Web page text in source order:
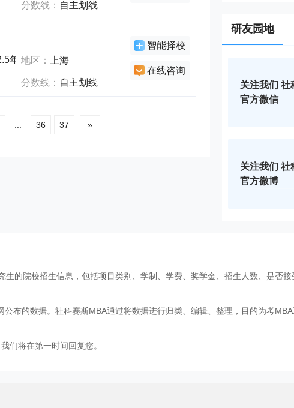
分数线： 自主划线
年),非全日制40.8万/年(学制2.5年),非全日制40.8万/年(学制2.5年
地区： 上海
分数线： 自主划线
智能择校
在线咨询
36 37 »
研友园地
关注我们 社
官方微信
关注我们 社
官方微博
的院校招生信息，包括项目类别、学制、学费、奖学金、招生人数、是否接
布的数据。社科赛斯MBA通过将数据进行归类、编辑、整理，目的为考
们将在第一时间回复您。